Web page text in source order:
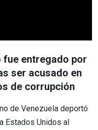
fue entregado por
ser acusado en
de corrupción
de Venezuela deportó
Estados Unidos al